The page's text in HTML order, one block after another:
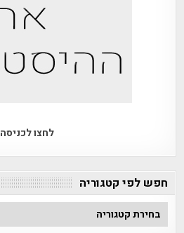
לחצו לכניסה
חפש לפי קטגוריה
חפש
לפי